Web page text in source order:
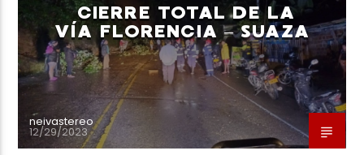
Neiva Estereo
CIERRE TOTAL DE LA
VÍA FLORENCIA – SUAZA
neivastereo
12/29/2023